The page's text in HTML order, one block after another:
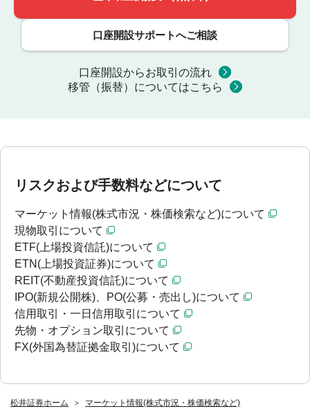
松井証券ホーム
マーケット情報(株式市況・株価検索など)
口座開設サポートへご相談
口座開設からお取引の流れ
移管（振替）についてはこちら
リスクおよび手数料などについて
マーケット情報(株式市況・株価検索など)について
現物取引について
ETF(上場投資信託)について
ETN(上場投資証券)について
REIT(不動産投資信託)について
IPO(新規公開株)、PO(公募・売出し)について
信用取引・一日信用取引について
先物・オプション取引について
FX(外国為替証拠金取引)について